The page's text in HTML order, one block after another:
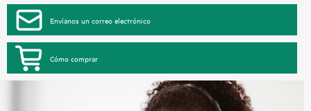
Envíanos un correo electrónico
Cómo comprar